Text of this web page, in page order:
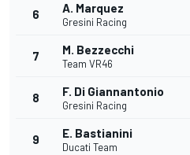
6 A. Marquez
Gresini Racing
7 M. Bezzecchi
Team VR46
8 F. Di Giannantonio
Gresini Racing
9 E. Bastianini
Ducati Team